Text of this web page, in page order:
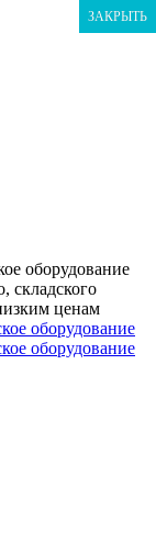
оборудование
складского
ценам
ЗАКРЫТЬ